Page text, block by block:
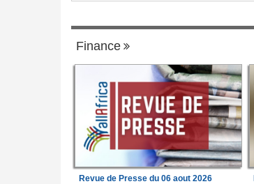
Finance
Revue de Presse du 06 aout 2026